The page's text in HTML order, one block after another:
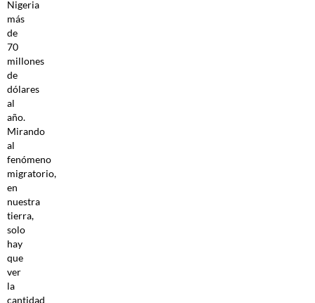
Nigeria
más
de
70
millones
de
dólares
al
año.
Mirando
al
fenómeno
migratorio,
en
nuestra
tierra,
solo
hay
que
ver
la
cantidad